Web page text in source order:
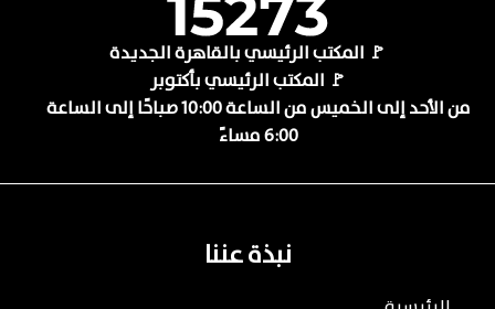
🚩 المكتب الرئيسي بالقاهرة الجديدة
🚩 المكتب الرئيسي بأكتوبر
من الأحد إلى الخميس من الساعة 10:00 صباحًا إلى الساعة
6:00 مساءً
نبذة عننا